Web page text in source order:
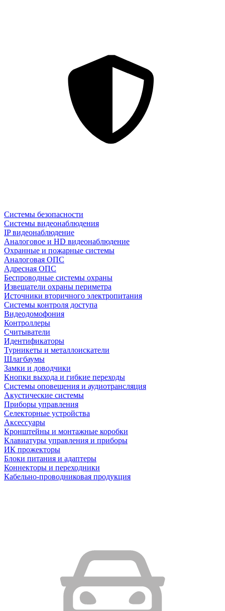
Системы безопасности
Системы видеонаблюдения
IP видеонаблюдение
Аналоговое и HD видеонаблюдение
Охранные и пожарные системы
Аналоговая ОПС
Адресная ОПС
Беспроводные системы охраны
Извещатели охраны периметра
Источники вторичного электропитания
Системы контроля доступа
Видеодомофония
Контроллеры
Считыватели
Идентификаторы
Турникеты и металлоискатели
Шлагбаумы
Замки и доводчики
Кнопки выхода и гибкие переходы
Системы оповещения и аудиотрансляция
Акустические системы
Приборы управления
Селекторные устройства
Аксессуары
Кронштейны и монтажные коробки
Клавиатуры управления и приборы
ИК прожекторы
Блоки питания и адаптеры
Коннекторы и переходники
Кабельно-проводниковая продукция